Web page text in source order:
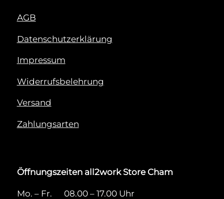
AGB
Datenschutzerklärung
Impressum
Widerrufsbelehrung
Versand
Zahlungsarten
Öffnungszeiten all2work Store Cham
Mo. – Fr. 08.00 – 17.00 Uhr